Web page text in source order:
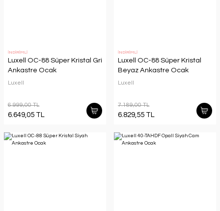
İNDİRİMLİ
Luxell OC-88 Süper Kristal Gri
Ankastre Ocak
Luxell
6.999,00 TL
6.649,05 TL
İNDİRİMLİ
Luxell OC-88 Süper Kristal
Beyaz Ankastre Ocak
Luxell
7.189,00 TL
6.829,55 TL